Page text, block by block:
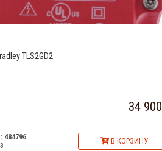
TLS2GD2
34 900
В КОРЗИНУ